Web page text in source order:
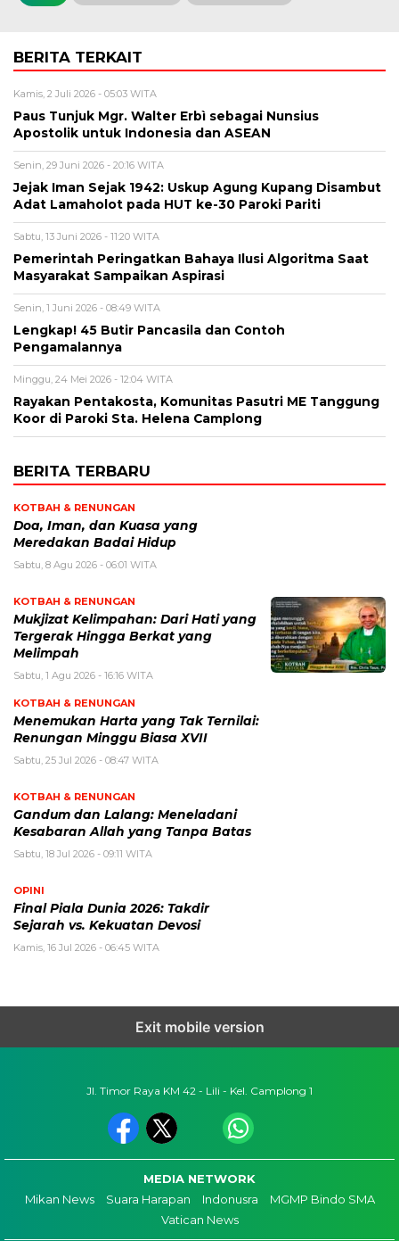
BERITA TERKAIT
Kamis, 2 Juli 2026 - 05:03 WITA
Paus Tunjuk Mgr. Walter Erbì sebagai Nunsius
Apostolik untuk Indonesia dan ASEAN
Senin, 29 Juni 2026 - 20:16 WITA
Jejak Iman Sejak 1942: Uskup Agung Kupang Disambut
Adat Lamaholot pada HUT ke-30 Paroki Pariti
Sabtu, 13 Juni 2026 - 11:20 WITA
Pemerintah Peringatkan Bahaya Ilusi Algoritma Saat
Masyarakat Sampaikan Aspirasi
Senin, 1 Juni 2026 - 08:49 WITA
Lengkap! 45 Butir Pancasila dan Contoh
Pengamalannya
Minggu, 24 Mei 2026 - 12:04 WITA
Rayakan Pentakosta, Komunitas Pasutri ME Tanggung
Koor di Paroki Sta. Helena Camplong
BERITA TERBARU
KOTBAH & RENUNGAN
​Doa, Iman, dan Kuasa yang
Meredakan Badai Hidup
Sabtu, 8 Agu 2026 - 06:01 WITA
KOTBAH & RENUNGAN
Mukjizat Kelimpahan: Dari Hati yang
Tergerak Hingga Berkat yang
Melimpah
Sabtu, 1 Agu 2026 - 16:16 WITA
KOTBAH & RENUNGAN
Menemukan Harta yang Tak Ternilai:
Renungan Minggu Biasa XVII
Sabtu, 25 Jul 2026 - 08:47 WITA
KOTBAH & RENUNGAN
Gandum dan Lalang: Meneladani
Kesabaran Allah yang Tanpa Batas
Sabtu, 18 Jul 2026 - 09:11 WITA
OPINI
Final Piala Dunia 2026: Takdir
Sejarah vs. Kekuatan Devosi
Kamis, 16 Jul 2026 - 06:45 WITA
Exit mobile version
Jl. Timor Raya KM 42 - Lili - Kel. Camplong 1
MEDIA NETWORK
Mikan News
Suara Harapan Indonusra
MGMP Bindo SMA
Vatican News